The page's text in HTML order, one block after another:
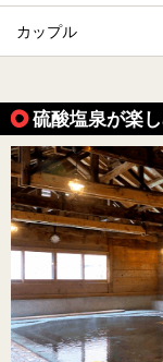
カップル
硫酸塩泉が楽